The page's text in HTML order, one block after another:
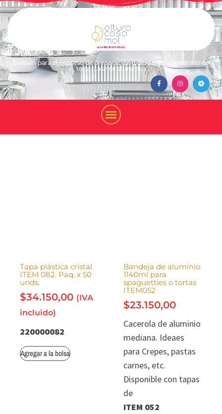
Envases para el proceso de preparación y despacho a domicilio de
toda clase de alimentos
Tapa plástica cristal
ITEM 082. Paq. x 50
unds.
$34.150,00 (IVA
incluido)
220000082
Agregar a la bolsa
Bandeja de aluminio
1140ml para
spaguetties o tortas
ITEM052
$23.150,00
Cacerola de aluminio
mediana. Ideaes
para Crepes, pastas
carnes, etc.
Disponible con tapas
de
ITEM 052